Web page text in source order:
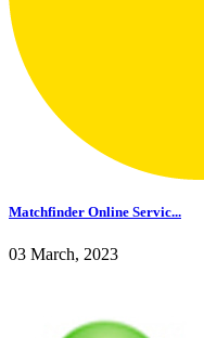
Matchfinder Online Servic...
03 March, 2023